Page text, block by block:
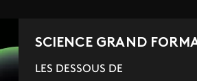
SCIENCE GRAND
LES DESSOUS DE